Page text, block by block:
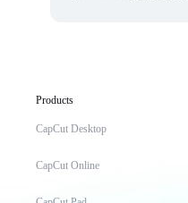
Products
CapCut Desktop
CapCut Online